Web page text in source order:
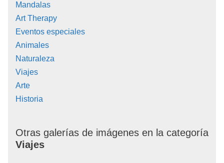
Mandalas
Art Therapy
Eventos especiales
Animales
Naturaleza
Viajes
Arte
Historia
Otras galerías de imágenes en la categoría
Viajes